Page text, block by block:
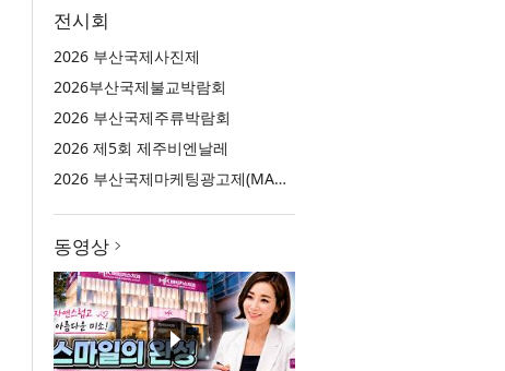
전시회
2026 부산국제사진제
2026부산국제불교박람회
2026 부산국제주류박람회
2026 제5회 제주비엔날레
2026 부산국제마케팅광고제(MAD STARS 2026)
동영상